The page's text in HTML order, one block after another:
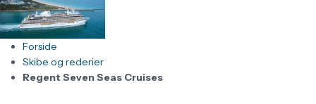
Forside
Skibe og rederier
Regent Seven Seas Cruises